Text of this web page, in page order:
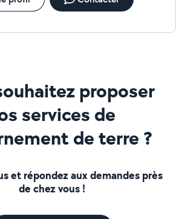
proposer
services de
de terre ?
et répondez aux demandes près
de chez vous !